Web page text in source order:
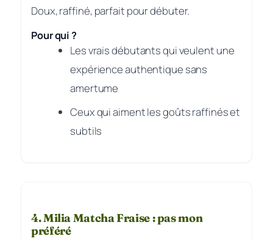
Doux, raffiné, parfait pour débuter.
Pour qui ?
Les vrais débutants qui veulent une
expérience authentique sans
amertume
Ceux qui aiment les goûts raffinés et
subtils
4. Milia Matcha Fraise : pas mon
préféré